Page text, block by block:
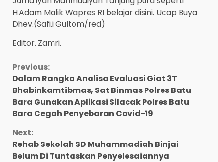
H.Adam Malik Wapres RI belajar disini. Ucap Buya
Dhev.(Safi.i Gultom/red)
Editor. Zamri.
Continue
Reading
Previous:
Dalam Rangka Analisa Evaluasi Giat 3T
Bhabinkamtibmas, Sat Binmas Polres Batu
Bara Gunakan Aplikasi Silacak Polres Batu
Bara Cegah Penyebaran Covid-19
Next:
Rehab Sekolah SD Muhammadiah Binjai
Belum Di Tuntaskan Penyelesaiannya